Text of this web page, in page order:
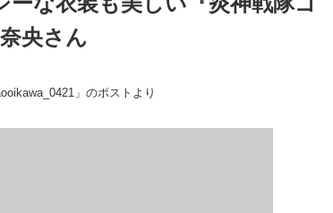
央さん
」のポストより